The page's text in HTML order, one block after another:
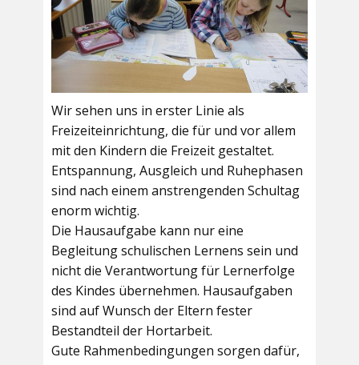
Wir sehen uns in erster Linie als
Freizeiteinrichtung, die für und vor allem
mit den Kindern die Freizeit gestaltet.
Entspannung, Ausgleich und Ruhephasen
sind nach einem anstrengenden Schultag
enorm wichtig.
Die Hausaufgabe kann nur eine
Begleitung schulischen Lernens sein und
nicht die Verantwortung für Lernerfolge
des Kindes übernehmen. Hausaufgaben
sind auf Wunsch der Eltern fester
Bestandteil der Hortarbeit.
Gute Rahmenbedingungen sorgen dafür,